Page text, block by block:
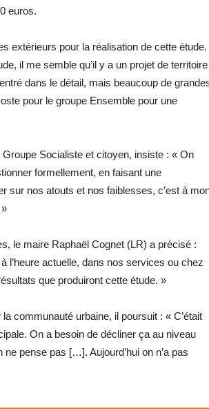
euros.
extérieurs pour la réalisation de cette étude.
il me semble qu’il y a un projet de territoire
dans le détail, mais beaucoup de
pour le groupe Ensemble pour une
Socialiste et citoyen, insiste : « On
formellement, en faisant une
sur nos atouts et nos faiblesses, c’est à
le maire Raphaël Cognet (LR) a précisé :
l’heure actuelle, dans nos services ou chez
que produiront cette étude. »
communauté urbaine, il poursuit : « C’était
On a besoin de décliner ça au niveau
pense pas […]. Aujourd’hui on n’a pas